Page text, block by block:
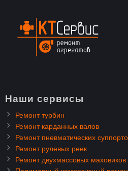
Наши сервисы
Ремонт турбин
Ремонт карданных валов
Ремонт пневматических
Ремонт рулевых реек
Ремонт двухмассовых маховиков